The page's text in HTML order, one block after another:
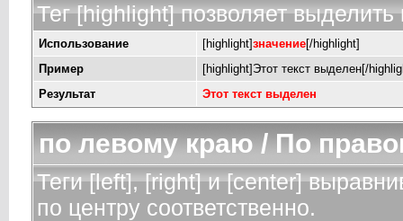
Тег [highlight] позволяет выделить
Использование [highlight]значение[/highlight]
Пример
[highlight]Этот текст выделен[/
Результат
Этот текст выделен
по левому краю / По
Теги [left], [right] и [center]
по центру соответственно.